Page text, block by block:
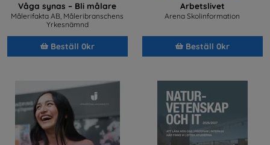
Våga synas – Bli målare
Målerifakta AB, Måleribranschens
Yrkesnämnd
Beställ 0kr
Arbetslivet
Arena Skolinformation
Beställ 0kr